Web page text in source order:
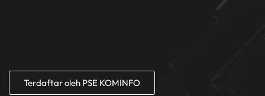
Terdaftar oleh PSE KOMINFO